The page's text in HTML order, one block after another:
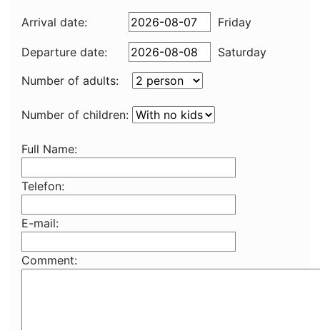
Arrival date: Friday
Departure date:
Saturday
Number of adults:
Number of children:
Full Name:
Telefon:
E-mail:
Comment: